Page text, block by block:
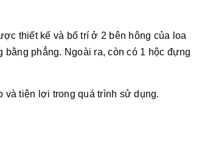
thiết kế và bố trí ở 2 bên hông của loa
phẳng. Ngoài ra, còn có 1 hộc đựng
tiện lợi trong quá trình sử dụng.